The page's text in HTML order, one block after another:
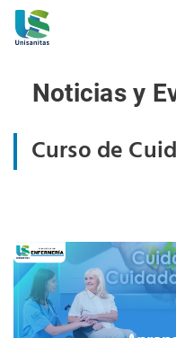
Noticias y
Curso de